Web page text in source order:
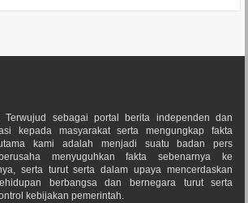
Terwujud sebagai portal berita independen dan
kepada masyarakat serta mengungkap fakta
kami adalah menjadi suatu badan pers
menyuguhkan fakta sebenarnya ke
serta turut serta dalam upaya mencerdaskan
berbangsa dan bernegara turut serta
kebijakan pemerintah.